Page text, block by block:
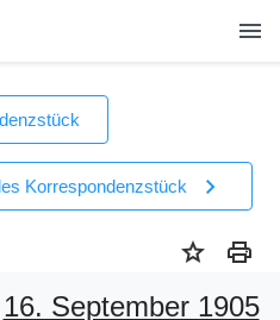
menu
Korrespondenzstück chevron_right
star print
16. September 1905